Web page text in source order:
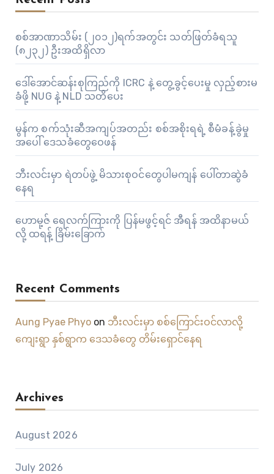
စစ်အာဏာသိမ်း (၂၀၁၂)ရက်အတွင်း သတ်ဖြတ်ခံရသူ
(၈၂၃၂) ဦးအထိရှိလာ
ဒေါ်အောင်ဆန်းစုကြည်ကို ICRC နဲ့ တွေ့ခွင့်ပေးမှု လှည့်စားမ
ခံဖို့ NUG နဲ့ NLD သတိပေး
မွန်က စက်သုံးဆီအကျပ်အတည်း စစ်အစိုးရရဲ့ စီမံခန့်ခွဲမှု
အပေါ် ဒေသခံတွေဝေဖန်
ဘီးလင်းမှာ ရဲတပ်ဖွဲ့ မိသားစုဝင်တွေပါမကျန် ပေါ်တာဆွဲခံ
နေရ
ဟောမု့ဇ် ရေလက်ကြားကို ပြန်မဖွင့်ရင် အီရန် အထိနာမယ်
လို့ ထရန့် ခြိမ်းခြောက်
Recent Comments
Aung Pyae Phyoon ဘီးလင်းမှာ စစ်ကြောင်းဝင်လာလို့
ကျေးရွာ နှစ်ရွာက ဒေသခံတွေ တိမ်းရှောင်နေရ
Archives
August 2026
July 2026